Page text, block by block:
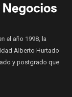
el año 1998, la
Alberto Hurtado
y postgrado que